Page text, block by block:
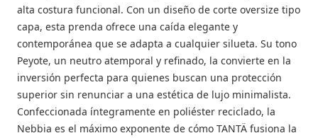
alta costura funcional. Con un diseño de corte oversize tipo
capa, esta prenda ofrece una caída elegante y
contemporánea que se adapta a cualquier silueta. Su tono
Peyote, un neutro atemporal y refinado, la convierte en la
inversión perfecta para quienes buscan una protección
superior sin renunciar a una estética de lujo minimalista.
Confeccionada íntegramente en poliéster reciclado, la
Nebbia es el máximo exponente de cómo TANTÄ fusiona la